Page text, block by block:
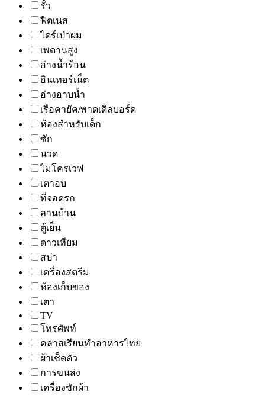
รั้ว
ฟิตเนส
ไดร์เป่าผม
เพดานสูง
อ่างน้ำร้อน
อินเทอร์เน็ต
อ่างอาบน้ำ
เรือคายัค/พาดเดิลบอร์ด
ห้องสำหรับเด็ก
ซัก
นวด
ไมโครเวฟ
เตาอบ
ที่จอดรถ
ลานบ้าน
ตู้เย็น
ดาวเทียม
สปา
เครื่องสตรีม
ห้องเก็บของ
เตา
TV
โทรศัพท์
คลาสเรียนทำอาหารไทย
ผ้าเช็ดตัว
การขนส่ง
เครื่องซักผ้า